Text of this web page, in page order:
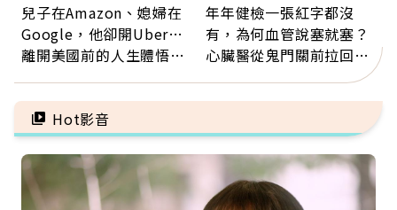
兒子在Amazon、媳婦在
Google，他卻開Uber…
離開美國前的人生體悟：
年年健檢一張紅字都沒
有，為何血管說塞就塞？
心臟醫從鬼門關前拉回病
人：會不會心梗要看對數
字
Hot影音